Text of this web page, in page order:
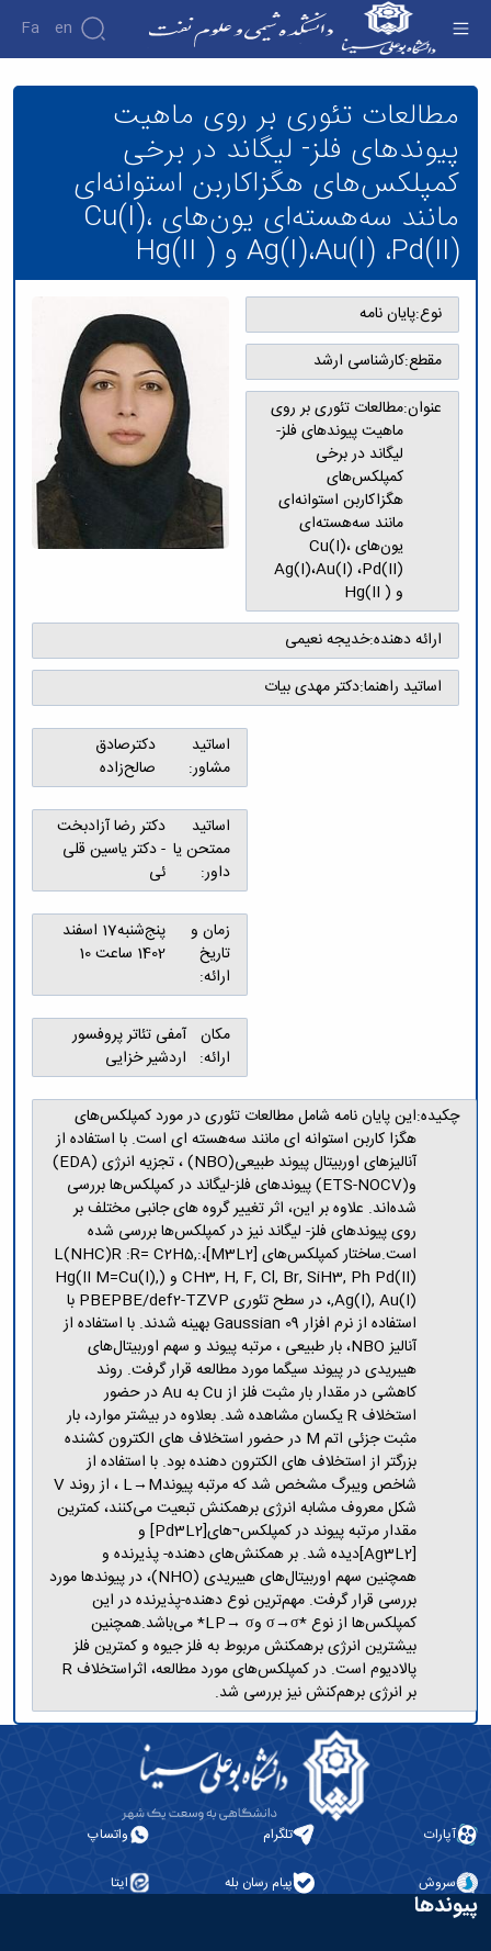
Fa En
دانشکده
دانشکده
تاریخچه
ریاست
دانشکده
آلبوم
عکس
اطلاعات
تماس
سازمان
دانشکده
معاونت
آموزشی
معاونت
پژوهشی
معاونت
تحصیلات
تکمیلی
لیگاند در برخی کمپلکس‌های هگزاکاربن استوانه‌ای
مانند سه‌هسته‌ای یون‌‌‌‌های Cu(I)، Ag(I)،Au(I)
،Pd(II) و ( Hg(II - دانشکده شیمی و علوم نفت
مطالعات تئوری بر روی ماهیت
پیوندهای فلز- لیگاند در برخی
کمپلکس‌های هگزاکاربن استوانه‌ای
مانند سه‌هسته‌ای یون‌‌‌‌های Cu(I)،
Ag(I)،Au(I) ،Pd(II) و ( Hg(II
نوع:پایان نامه
مقطع:کارشناسی ارشد
عنوان:مطالعات تئوری بر روی
ماهیت پیوندهای فلز-
لیگاند در برخی
کمپلکس‌های
هگزاکاربن استوانه‌ای
مانند سه‌هسته‌ای
یون‌‌‌‌های Cu(I)،
Ag(I)،Au(I) ،Pd(II)
و ( Hg(II
ارائه دهنده:خدیجه نعیمی
اساتید راهنما:دکتر مهدی بیات
اساتید
مشاور:
دکترصادق
صالح‌زاده
اساتید
ممتحن یا
داور:
دکتر رضا آزادبخت
- دکتر یاسین قلی
ئی
زمان و
تاریخ
ارائه:
پنج‌شنبه17 اسفند
1402 ساعت 10
مکان
ارائه:
آمفی تئاتر پروفسور
اردشیر خزایی
چکیده:این پایان نامه شامل مطالعات تئوری در مورد کمپلکس‌های
هگزا کاربن استوانه ای مانند سه‌هسته ای است. با استفاده از
آنالیزهای اوربیتال پیوند طبیعی(NBO) ، تجزیه انرژی (EDA)
و(ETS-NOCV) پیوندهای فلز-لیگاند در کمپلکس‌ها بررسی
شده‌اند. علاوه بر این، اثر تغییر گروه های جانبی مختلف بر
روی پیوندهای فلز- لیگاند نیز در کمپلکس‌ها بررسی شده
است.ساختار کمپلکس‌های [M3L2]،:L(NHC)R :R= C2H5,
CH3, H, F, Cl, Br, SiH3, Ph Pd(II) و (Hg(II M=Cu(I),
Ag(I), Au(I),، در سطح تئوری PBEPBE/def2-TZVP با
استفاده از نرم افزار 09 Gaussian بهینه شدند. با استفاده از
آنالیز NBO، بار طبیعی ، مرتبه پیوند و سهم اوربیتال‌های
هیبریدی در پیوند سیگما مورد مطالعه قرار گرفت. روند
کاهشی در مقدار بار مثبت فلز از Cu به Au در حضور
استخلاف R یکسان مشاهده شد. بعلاوه در بیشتر موارد، بار
مثبت جزئی اتم M در حضور استخلاف های الکترون کشنده
بزرگتر از استخلاف های الکترون دهنده بود. با استفاده از
شاخص ویبرگ مشخص شد که مرتبه پیوندL→M ، از روند V
شکل معروف مشابه انرژی برهمکنش تبعیت می‌کنند، کمترین
مقدار مرتبه پیوند در کمپلکس¬های[Pd3L2] و
[Ag3L2]دیده شد. بر همکنش‌های دهنده- پذیرنده و
همچنین سهم اوربیتال‌های هیبریدی (NHO)، در پیوندها مورد
بررسی قرار گرفت. مهم‌ترین نوع دهنده-پذیرنده در این
کمپلکس‌ها از نوع *σ→σ وLP→ σ* می‌باشد.همچنین
بیشترین انرژی برهمکنش مربوط به فلز جیوه و کمترین فلز
پالادیوم است. در کمپلکس‌های مورد مطالعه، اثراستخلاف R
بر انرژی برهم‌کنش نیز بررسی شد.
آپارات تلگرام واتساپ
سروش پیام رسان بله ایتا
پیوندها